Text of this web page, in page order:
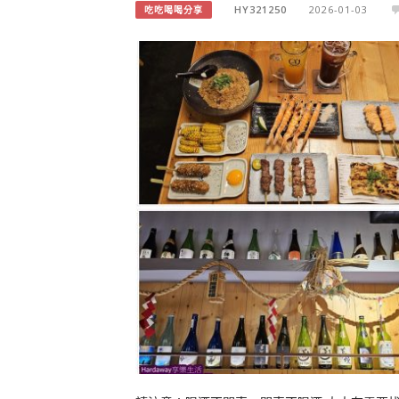
吃吃喝喝分享 HY321250 2026-01-03